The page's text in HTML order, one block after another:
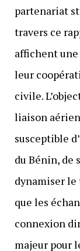
partenariat
travers ce
affichent
leur
civile.
liaison
susceptible
du Bénin, de
dynamiser
que les
connexion
majeur pour